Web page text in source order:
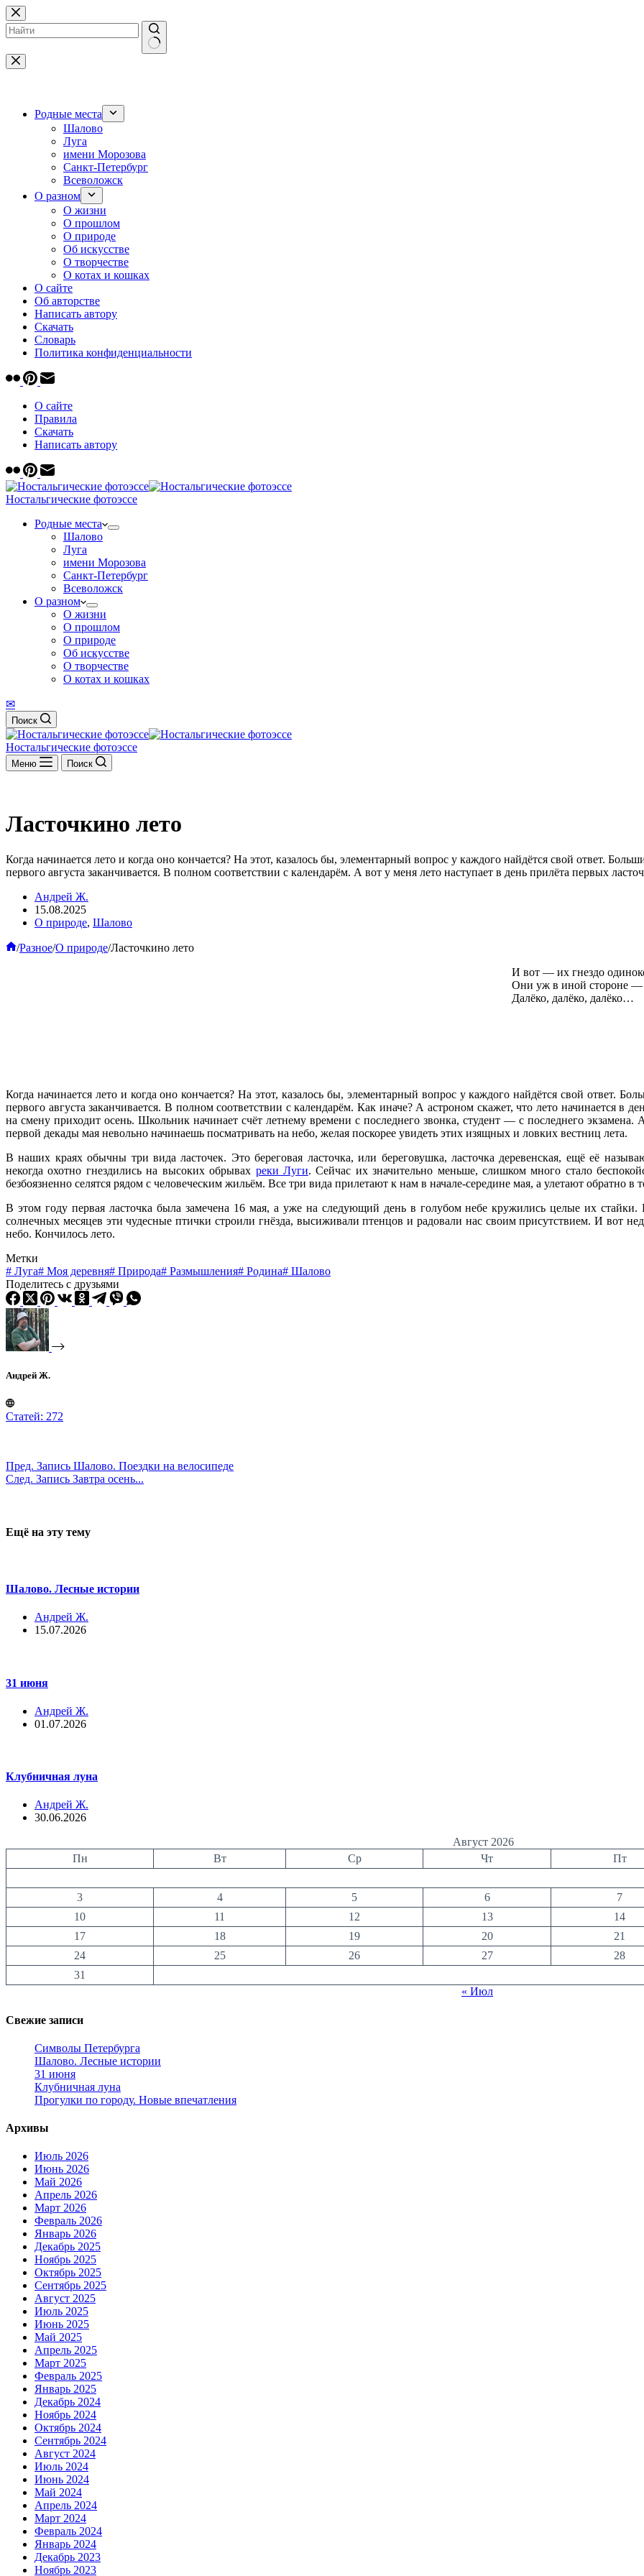
Перейти
к
сути
Ничего
не
Родные места
Шалово
Луга
имени Морозова
Санкт-Петербург
Всеволожск
О разном
О жизни
О прошлом
О природе
Об искусстве
О творчестве
О котах и кошках
О сайте
Об авторстве
Написать автору
Скачать
Cловарь
Политика конфиденциальности
О сайте
Правила
Скачать
Написать автору
Ностальгические фотоэссе
Родные места
Шалово
Луга
имени Морозова
Санкт-Петербург
Всеволожск
О разном
О жизни
О прошлом
О природе
Об искусстве
О творчестве
О котах и кошках
✉
Поиск
Ностальгические фотоэссе
Меню Поиск
Ласточкино лето
Когда начинается лето и когда оно кончается? На этот, казалось бы, элементарный вопрос у каждого найдётся свой ответ.
первого августа заканчивается. В полном соответствии с календарём. А вот у меня лето наступает в день прилёта первых
Андрей Ж.
15.08.2025
О природе, Шалово
Главная
/Разное/О природе/Ласточкино лето
И вот — их гнездо
Они уж в иной стороне —
Далёко, далёко, далёко…
Когда начинается лето и когда оно кончается? На этот, казалось бы, элементарный вопрос у каждого найдётся свой ответ.
первого августа заканчивается. В полном соответствии с календарём. Как иначе? А астроном скажет, что лето начинается в
на смену приходит осень. Школьник начинает счёт летнему времени с последнего звонка, студент — с последнего
первой декады мая невольно начинаешь посматривать на небо, желая поскорее увидеть этих изящных и ловких вестниц лета.
В наших краях обычны три вида ласточек. Это береговая ласточка, или береговушка, ласточка деревенская, ещё её
некогда охотно гнездились на высоких обрывах реки Луги. Сейчас их значительно меньше, слишком много стало
безбоязненно селятся рядом с человеческим жильём. Все три вида прилетают к нам в начале-середине мая, а улетают обратно в
В этом году первая ласточка была замечена 16 мая, а уже на следующий день в голубом небе кружились целые их
солнечных месяцев эти чудесные птички строили гнёзда, высиживали птенцов и радовали нас своим присутствием. И вот
небо. Кончилось лето.
Метки
# Луга# Моя деревня# Природа# Размышления# Родина# Шалово
Поделитесь с друзьями
Андрей Ж.
Статей: 272
Пред. Запись Шалово. Поездки на велосипеде
След. Запись Завтра осень...
Ещё на эту тему
Шалово. Лесные истории
Андрей Ж.
15.07.2026
31 июня
Андрей Ж.
01.07.2026
Клубничная луна
Андрей Ж.
30.06.2026
Август 2026
Пн
Вт Ср Чт Пт
3
4 5 6 7
10
11 12 13 14
17
18 19 20 21
24
25 26 27 28
31
« Июл
Свежие записи
Символы Петербурга
Шалово. Лесные истории
31 июня
Клубничная луна
Прогулки по городу. Новые впечатления
Архивы
Июль 2026
Июнь 2026
Май 2026
Апрель 2026
Март 2026
Февраль 2026
Январь 2026
Декабрь 2025
Ноябрь 2025
Октябрь 2025
Сентябрь 2025
Август 2025
Июль 2025
Июнь 2025
Май 2025
Апрель 2025
Март 2025
Февраль 2025
Январь 2025
Декабрь 2024
Ноябрь 2024
Октябрь 2024
Сентябрь 2024
Август 2024
Июль 2024
Июнь 2024
Май 2024
Апрель 2024
Март 2024
Февраль 2024
Январь 2024
Декабрь 2023
Ноябрь 2023